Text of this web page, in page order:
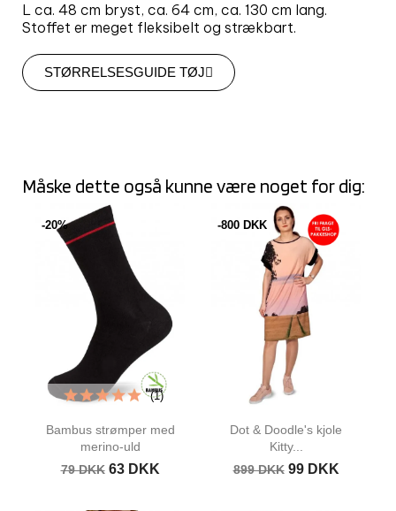
L ca. 48 cm bryst, ca. 64 cm, ca. 130 cm lang.
Stoffet er meget fleksibelt og strækbart.
STØRRELSESGUIDE TØJ
Måske dette også kunne være noget for dig:
Bambus strømper med
merino-uld
79 DKK 63 DKK
(1)
-20%
Dot & Doodle's kjole
Kitty...
899 DKK 99 DKK
-800 DKK